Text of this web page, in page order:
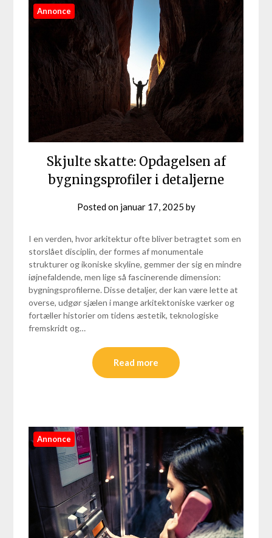
Annonce
Skjulte skatte: Opdagelsen af
bygningsprofiler i detaljerne
Posted on januar 17, 2025 by
I en verden, hvor arkitektur ofte bliver betragtet som en
storslået disciplin, der formes af monumentale
strukturer og ikoniske skyline, gemmer der sig en mindre
iøjnefaldende, men lige så fascinerende dimension:
bygningsprofilerne. Disse detaljer, der kan være lette at
overse, udgør sjælen i mange arkitektoniske værker og
fortæller historier om tidens æstetik, teknologiske
fremskridt og…
Read more
Annonce